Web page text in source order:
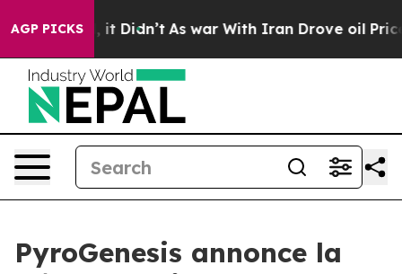
AGP PICKS
Well, it Didn’t As war With Iran Drove oil Prices
PyroGenesis annonce la